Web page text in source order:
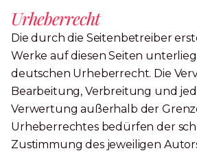
Urheberrecht
Die durch die Seitenbetreiber
Werke auf diesen Seiten
deutschen Urheberrecht. Die
Bearbeitung, Verbreitung und
Verwertung außerhalb der
Urheberrechtes bedürfen der
Zustimmung des jeweiligen